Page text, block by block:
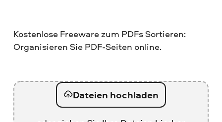
Kostenlose Freeware zum PDFs Sortieren:
Organisieren Sie PDF-Seiten online.
Dateien hochladen